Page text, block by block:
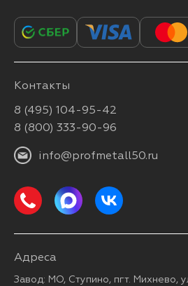
Контакты
8 (495) 104-95-42
8 (800) 333-90-96
info@profmetall50.ru
Адреса
Завод: МО, Ступино, пгт. Михнево,